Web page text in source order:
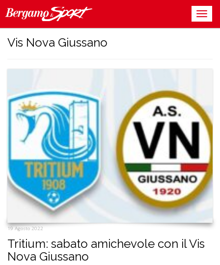
Vis Nova Giussano
19 Agosto 2022
Tritium: sabato amichevole con il Vis
Nova Giussano